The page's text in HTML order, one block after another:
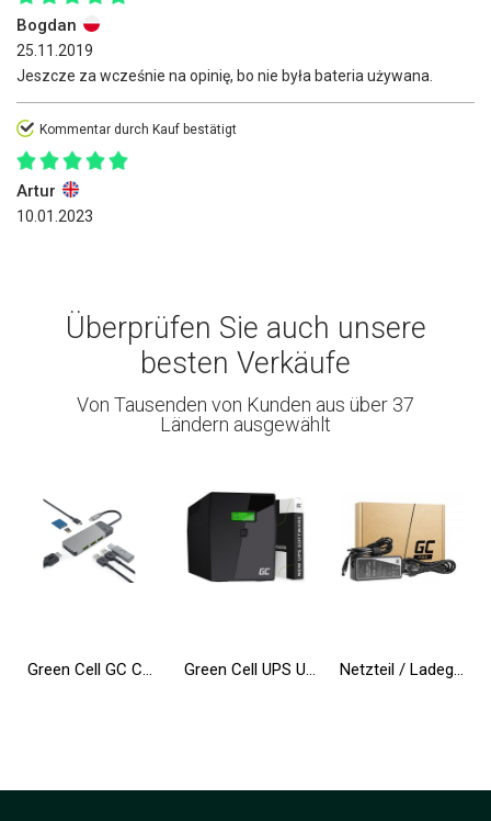
Bogdan
25.11.2019
Jeszcze za wcześnie na opinię, bo nie była bateria używana.
Kommentar durch Kauf bestätigt
Artur
10.01.2023
Überprüfen Sie auch unsere
besten Verkäufe
Von Tausenden von Kunden aus über 37
Ländern ausgewählt
Green Cell GC Connect HUB USB-C PD 85W 7in1 3xUSB-A 3.1 HDMI 4K 60Hz SD microSD für Apple MacBook M1/M2, Lenovo, Asus, Dell XPS Green Cell UPS USV 2000VA 1200W Unterbrechungsfreie Stromversorgung mit LCD Display und Überspannungsschutz 230V Netzteil / Ladegerät Green Cell PRO 19.5V 4.62A 90W für Dell Inspiron 15R N5010 N5110 Latitude E6410 E6420 E6430 E6510 E6520